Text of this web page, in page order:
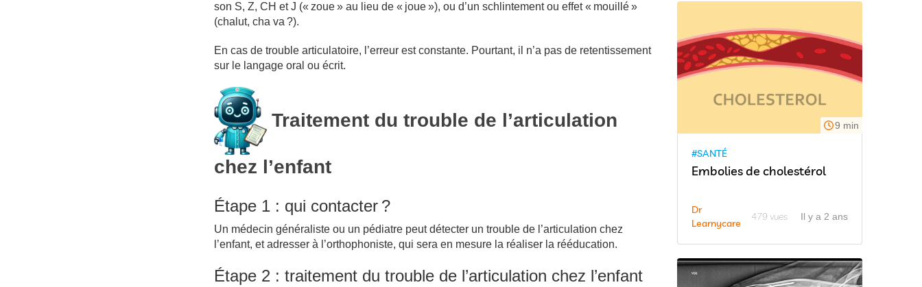
son S, Z, CH et J (« zoue » au lieu de « joue »), ou d’un schlintement ou effet « mouillé »
(chalut, cha va ?).
En cas de trouble articulatoire, l’erreur est constante. Pourtant, il n’a pas de retentissement
sur le langage oral ou écrit.
Traitement du trouble de l’articulation
chez l’enfant
Étape 1 : qui contacter ?
Un médecin généraliste ou un pédiatre peut détecter un trouble de l’articulation chez
l’enfant, et adresser à l’orthophoniste, qui sera en mesure la réaliser la rééducation.
Étape 2 : traitement du trouble de l’articulation chez l’enfant
9 min
#SANTÉ
Embolies de cholestérol
Dr
Learnycare
479 vues Il y a 2 ans